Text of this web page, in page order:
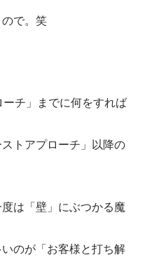
で。笑
チ」までに何をすれば
トアプローチ」以降の
は「壁」にぶつかる魔
のが「お客様と打ち解